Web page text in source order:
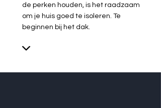
de perken houden, is het raadzaam
om je huis goed te isoleren. Te
beginnen bij het dak.